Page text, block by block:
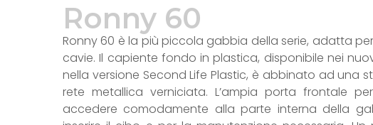
Ronny 60
Ronny 60 è la più piccola gabbia della serie, adatta
cavie. Il capiente fondo in plastica, disponibile nei
nella versione Second Life Plastic, è abbinato ad una
rete metallica verniciata. L’ampia porta frontale
accedere comodamente alla parte interna della